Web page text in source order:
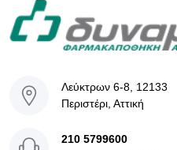
Λεύκτρων 6-8, 12133
Περιστέρι, Αττική
210 5799600